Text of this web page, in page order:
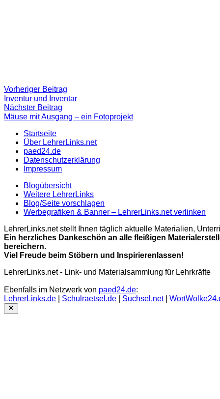
Beitragsnavigation
Vorheriger Beitrag
Beitrag:
Inventur und Inventar
Nächster Beitrag
Beitrag
Mäuse mit Ausgang – ein Fotoprojekt
Startseite
Über LehrerLinks.net
paed24.de
Datenschutzerklärung
Impressum
Blogübersicht
Weitere LehrerLinks
Blog/Seite vorschlagen
Werbegrafiken & Banner – LehrerLinks.net verlinken
LehrerLinks.net stellt Ihnen täglich aktuelle Materialien,
Ein herzliches Dankeschön an alle fleißigen
bereichern.
Viel Freude beim Stöbern und Inspirierenlassen!
LehrerLinks.net - Link- und Materialsammlung für Lehrkräfte
Ebenfalls im Netzwerk von paed24.de:
LehrerLinks.de
Schulraetsel.de Suchsel.net|
Close